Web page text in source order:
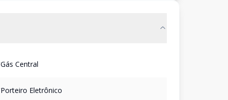
Gás Central
Porteiro Eletrônico